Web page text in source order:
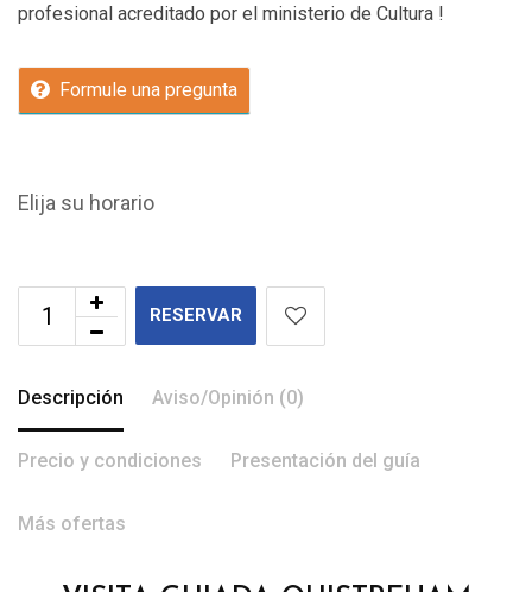
profesional acreditado por el ministerio de Cultura !
Formule una pregunta
Elija su horario
RESERVAR
Descripción Aviso/Opinión (0)
Precio y condiciones Presentación del guía
Más ofertas